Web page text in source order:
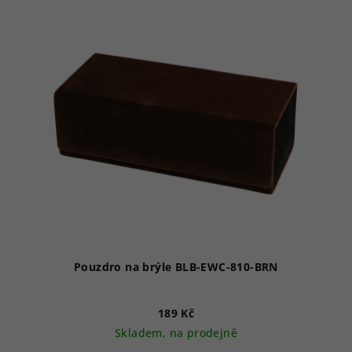
Pouzdro na brýle BLB-EWC-810-BRN
189 Kč
Skladem, na prodejně